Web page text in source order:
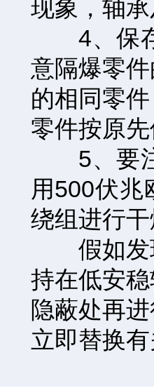
现象，轴
4、保存
意隔爆零
的相同零
零件按原
5、要注
用500伏
绕组进行干
假如发现
持在低安
隐蔽处再
立即替换